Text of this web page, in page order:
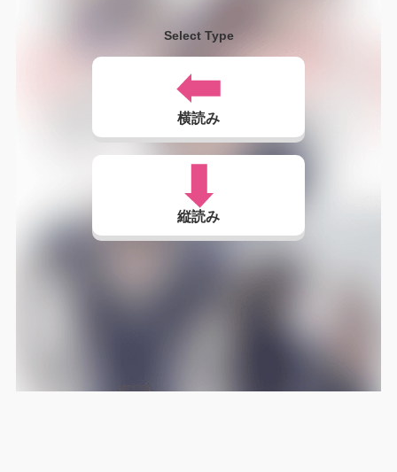
Select Type
横読み
縦読み